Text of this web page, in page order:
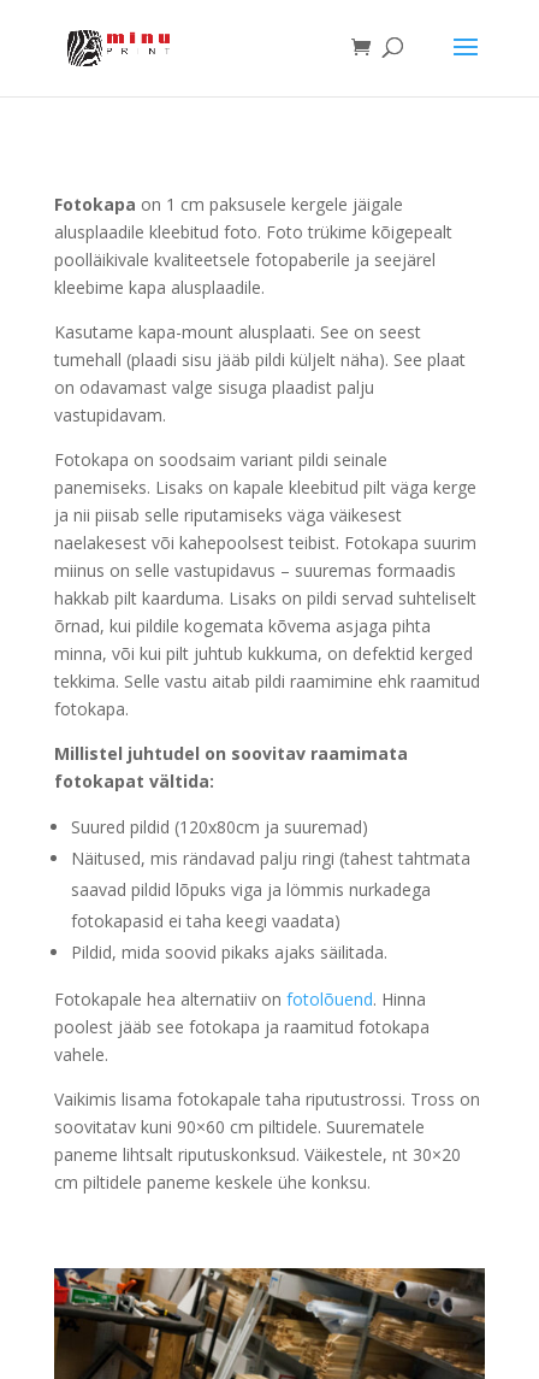
Fotokapa on 1 cm paksusele kergele jäigale
alusplaadile kleebitud foto. Foto trükime kõigepealt
poolläikivale kvaliteetsele fotopaberile ja seejärel
kleebime kapa alusplaadile.
Kasutame kapa-mount alusplaati. See on seest
tumehall (plaadi sisu jääb pildi küljelt näha). See plaat
on odavamast valge sisuga plaadist palju
vastupidavam.
Fotokapa on soodsaim variant pildi seinale
panemiseks. Lisaks on kapale kleebitud pilt väga kerge
ja nii piisab selle riputamiseks väga väikesest
naelakesest või kahepoolsest teibist. Fotokapa suurim
miinus on selle vastupidavus – suuremas formaadis
hakkab pilt kaarduma. Lisaks on pildi servad suhteliselt
õrnad, kui pildile kogemata kõvema asjaga pihta
minna, või kui pilt juhtub kukkuma, on defektid kerged
tekkima. Selle vastu aitab pildi raamimine ehkraamitud
fotokapa.
Millistel juhtudel on soovitav raamimata
fotokapat vältida:
Suured pildid (120x80cm ja suuremad)
Näitused, mis rändavad palju ringi (tahest tahtmata
saavad pildid lõpuks viga ja lömmis nurkadega
fotokapasid ei taha keegi vaadata)
Pildid, mida soovid pikaks ajaks säilitada.
Fotokapale hea alternatiiv on fotolõuend. Hinna
poolest jääb see fotokapa ja raamitud fotokapa
vahele.
Vaikimis lisama fotokapale taha riputustrossi. Tross on
soovitatav kuni 90×60 cm piltidele. Suurematele
paneme lihtsalt riputuskonksud. Väikestele, nt 30×20
cm piltidele paneme keskele ühe konksu.